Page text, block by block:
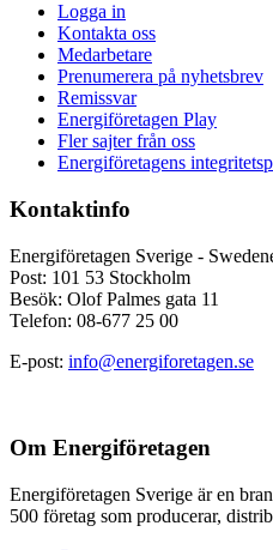
Logga in
Kontakta oss
Medarbetare
Prenumerera på nyhetsbrev
Remissvar
Energiföretagen Play
Fler sajter från oss
Energiföretagens
Kontaktinfo
Energiföretagen Sverige -
Post: 101 53 Stockholm
Besök: Olof Palmes gata 11
Telefon: 08-677 25 00
E-post: info@energiforetagen.se
Om Energiföretagen
Energiföretagen Sverige är en
500 företag som producerar,